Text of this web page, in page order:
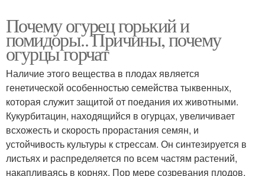
Почему огурец горький и
помидоры.. Причины, почему
огурцы горчат
Наличие этого вещества в плодах является
генетической особенностью семейства тыквенных,
которая служит защитой от поедания их животными.
Кукурбитацин, находящийся в огурцах, увеличивает
всхожесть и скорость прорастания семян, и
устойчивость культуры к стрессам. Он синтезируется в
листьях и распределяется по всем частям растений,
накапливаясь в корнях. Пор мере созревания плодов,